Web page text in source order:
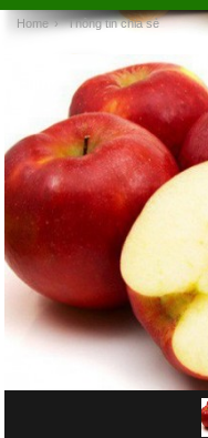
Home › Thông tin chia sẻ